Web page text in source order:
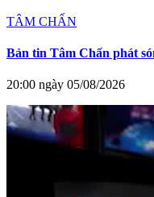
TÂM CHẤN
Bản tin Tâm Chấn phát
20:00 ngày 05/08/2026